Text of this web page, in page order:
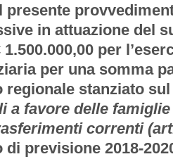
presente
in attuazione del
per
per una somma
regionale stanziato
a favore delle
correnti
di previsione 2018-